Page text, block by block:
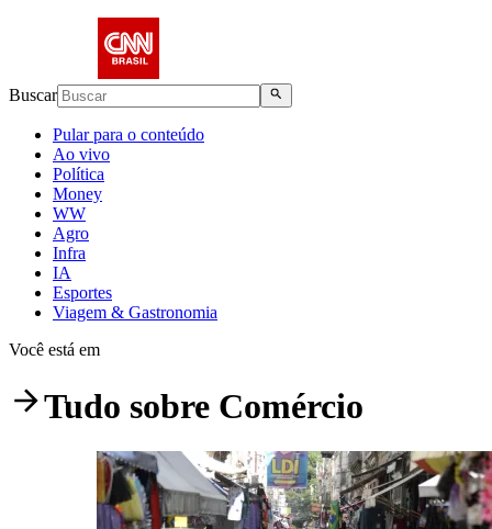
Buscar
Pular para o conteúdo
Ao vivo
Política
Money
WW
Agro
Infra
IA
Esportes
Viagem & Gastronomia
Você está em
Tudo sobre Comércio